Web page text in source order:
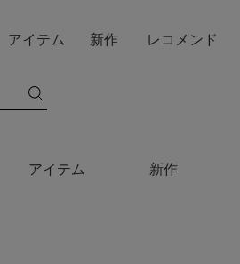
アイテム 新作
アイテム 新作 レコメンド